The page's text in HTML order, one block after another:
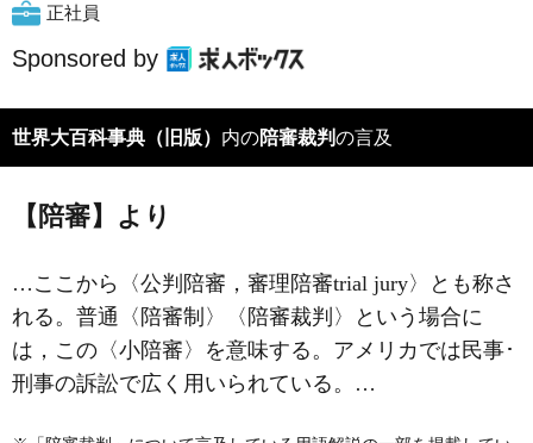
正社員
Sponsored by
世界大百科事典（旧版） 内の陪審裁判の言及
【陪審】より
…ここから〈公判陪審，審理陪審trial jury〉とも称さ
れる。普通〈陪審制〉〈陪審裁判〉という場合に
は，この〈小陪審〉を意味する。アメリカでは民事･
刑事の訴訟で広く用いられている。…